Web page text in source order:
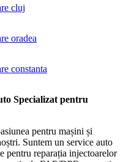
Specializat pentru
pentru mașini și
Suntem un service auto
pentru reparația injectoarelor